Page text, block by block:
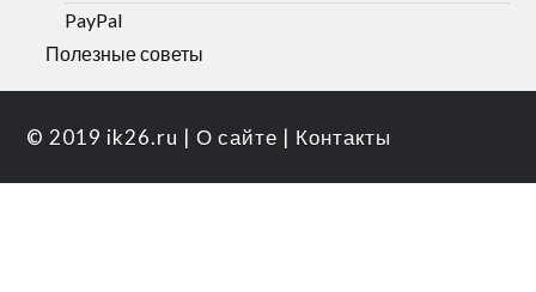
PayPal
Полезные советы
© 2019 ik26.ru |О сайте | Контакты